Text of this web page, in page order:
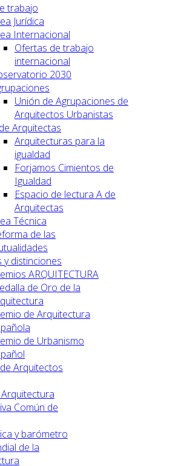
trabajo
Jurídica
Internacional
Ofertas de trabajo
internacional
2030
Unión de Agrupaciones de
Arquitectos Urbanistas
Arquitectas
Arquitecturas para la
igualdad
Forjamos Cimientos de
Igualdad
Espacio de lectura A de
Arquitectas
Técnica
de las
y distinciones
ARQUITECTURA
de Oro de la
de Arquitectura
de Urbanismo
Arquitectos
Común de
y barómetro
de la